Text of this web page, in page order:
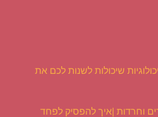
שיכולות לשנות לכם את
וחרדות |איך להפסיק לפחד